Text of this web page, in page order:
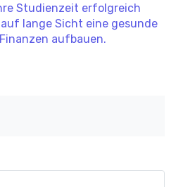
Studienzeit erfolgreich
lange Sicht eine gesunde
aufbauen.